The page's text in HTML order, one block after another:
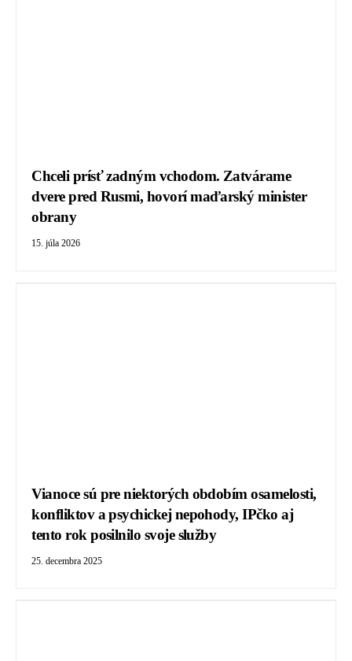
Chceli prísť zadným vchodom. Zatvárame
dvere pred Rusmi, hovorí maďarský minister
obrany
15. júla 2026
Vianoce sú pre niektorých obdobím osamelosti,
konfliktov a psychickej nepohody, IPčko aj
tento rok posilnilo svoje služby
25. decembra 2025